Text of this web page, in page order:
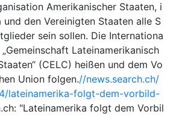
Amerikanischer Staaten, i
und den Vereinigten Staaten alle S
sein sollen. Die Internationa
Lateinamerikanisch
(CELC) heißen und dem Vo
Union folgen.//news.search.ch/
lateinamerika-folgt-dem-vorbild-
"Lateinamerika folgt dem Vorbil